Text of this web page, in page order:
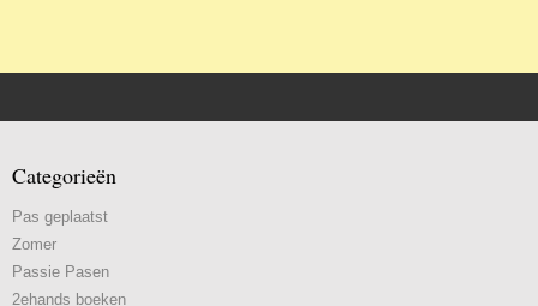
Categorieën
Pas geplaatst
Zomer
Passie Pasen
2ehands boeken